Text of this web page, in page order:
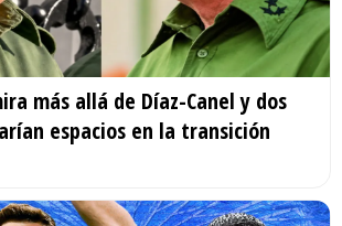
más allá de Díaz-Canel y dos
espacios en la transición